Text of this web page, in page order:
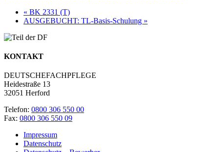
« BK 2331 (T)
AUSGEBUCHT: TL-Basis-Schulung »
KONTAKT
DEUTSCHEFACHPFLEGE
Heidestraße 13
32051 Herford
Telefon: 0800 306 550 00
Fax: 0800 306 550 09
Impressum
Datenschutz